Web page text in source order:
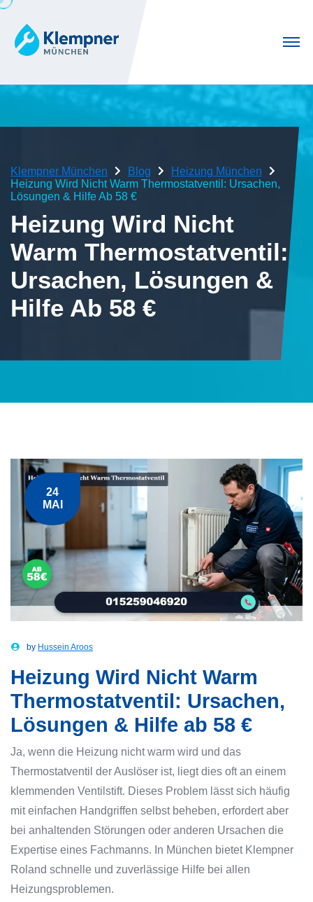
Klempner München Blog
Heizung München
Heizung Wird Nicht Warm Thermostatventil: Ursachen,
Lösungen & Hilfe Ab 58 €
Heizung Wird Nicht
Warm Thermostatventil:
Ursachen, Lösungen &
Hilfe Ab 58 €
24
MAI
by Hussein Aroos
Heizung Wird Nicht Warm
Thermostatventil: Ursachen,
Lösungen & Hilfe ab 58 €
Ja, wenn die Heizung nicht warm wird und das
Thermostatventil der Auslöser ist, liegt dies oft an einem
klemmenden Ventilstift. Dieses Problem lässt sich häufig
mit einfachen Handgriffen selbst beheben, erfordert aber
bei anhaltenden Störungen oder anderen Ursachen die
Expertise eines Fachmanns. In München bietet Klempner
Roland schnelle und zuverlässige Hilfe bei allen
Heizungsproblemen.